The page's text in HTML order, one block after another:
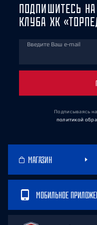
ПОДПИШИТЕСЬ
КЛУБА ХК
Введите Ваш e-mail
Подписываясь
политикой
МАГАЗИН
МОБИЛЬНОЕ